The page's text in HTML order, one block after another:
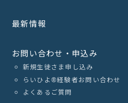
最新情報
お問い合わせ・申込み
新規生徒さま申し込み
らいひよ®︎経験者お問い合わせ
よくあるご質問